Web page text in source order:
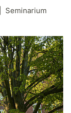
Seminarium